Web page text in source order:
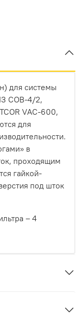
для системы
СОВ-4/2,
VAC-600,
для
в
проходящим
гайкой-
под шток
– 4